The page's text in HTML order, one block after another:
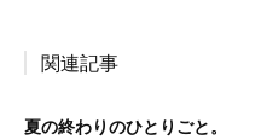
関連記事
夏の終わりのひとりごと。